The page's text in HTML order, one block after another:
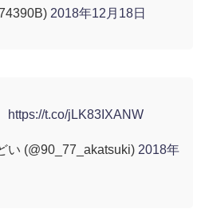
2018年12月18日
https://t.co/jLK83IXANW
い (@90_77_akatsuki) 2018年